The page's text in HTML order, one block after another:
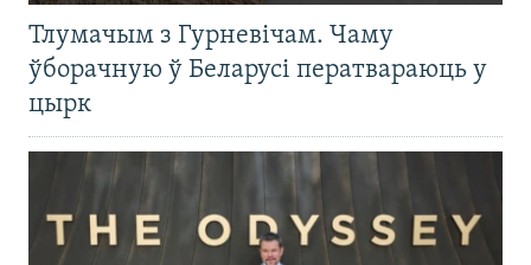
Тлумачым з Гурневічам. Чаму
ўборачную ў Беларусі ператвараюць у
цырк